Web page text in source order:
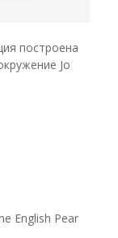
построена
Jo
English Pear